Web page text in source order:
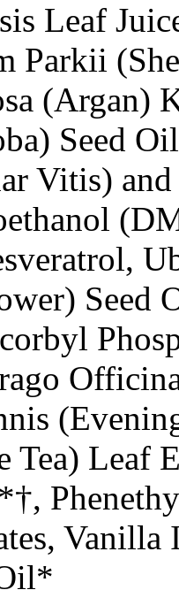
Leaf
Parkii
(Argan)
Seed
Vitis)
Seed
Tea) Leaf